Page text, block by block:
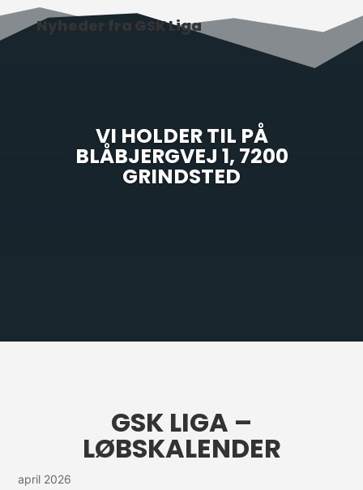
Nyheder fra GSK Liga
VI HOLDER TIL PÅ
BLÅBJERGVEJ 1, 7200
GRINDSTED
GSK LIGA –
LØBSKALENDER
april 2026